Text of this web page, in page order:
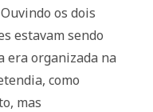
os dois
estavam sendo
era organizada na
como
mas